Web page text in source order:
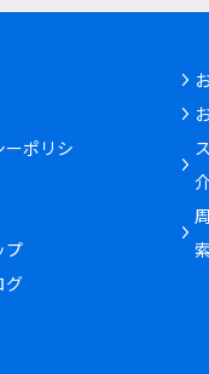
ーポリシ
プ
グ
索